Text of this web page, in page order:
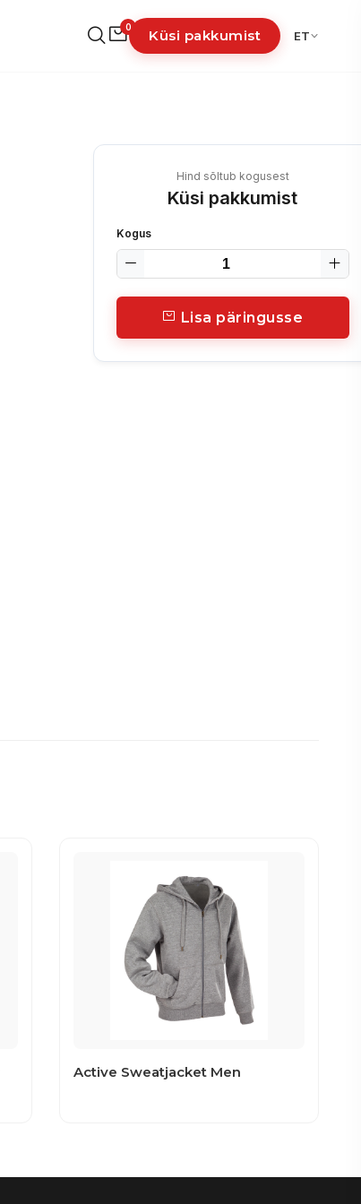
0
Küsi pakkumist ET
Hind sõltub kogusest
Küsi pakkumist
Kogus
Lisa päringusse
Active Sweatjacket Men